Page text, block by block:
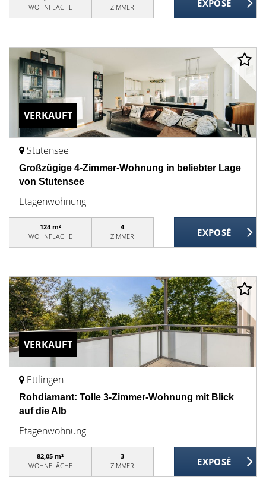
WOHNFLÄCHE
ZIMMER
VERKAUFT
Stutensee
Großzügige 4-Zimmer-Wohnung in beliebter Lage
von Stutensee
Etagenwohnung
124 m²
WOHNFLÄCHE
4
ZIMMER
VERKAUFT
Ettlingen
Rohdiamant: Tolle 3-Zimmer-Wohnung mit Blick
auf die Alb
Etagenwohnung
82,05 m²
WOHNFLÄCHE
3
ZIMMER